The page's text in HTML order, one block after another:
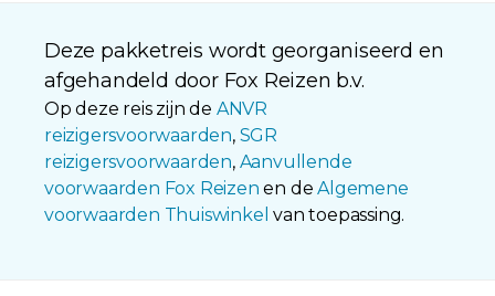
Deze pakketreis wordt georganiseerd en
afgehandeld door Fox Reizen b.v.
Op deze reis zijn de ANVR
reizigersvoorwaarden, SGR
reizigersvoorwaarden, Aanvullende
voorwaarden Fox Reizen en deAlgemene
voorwaarden Thuiswinkel van toepassing.